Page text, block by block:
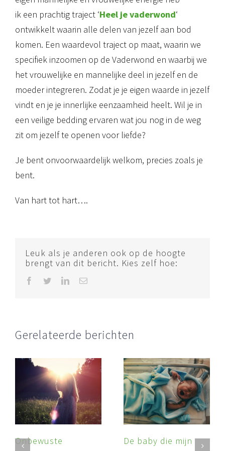
ik een prachtig traject ‘Heel je vaderwond‘
ontwikkelt waarin alle delen van jezelf aan bod
komen. Een waardevol traject op maat, waarin we
specifiek inzoomen op de Vaderwond en waarbij we
het vrouwelijke en mannelijke deel in jezelf en de
moeder integreren. Zodat je je eigen waarde in jezelf
vindt en je je innerlijke eenzaamheid heelt. Wil je in
een veilige bedding ervaren wat jou nog in de weg
zit om jezelf te openen voor liefde?
Je bent onvoorwaardelijk welkom, precies zoals je
bent.
Van hart tot hart….
Leuk als je anderen ook op de hoogte
brengt van dit bericht. Kies zelf hoe:
Facebook
TwitterLinkedIn
E-
Gerelateerde berichten
Onbewuste
De baby die mijn